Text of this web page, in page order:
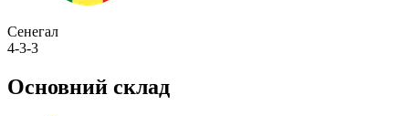
Сенегал
4-3-3
Основний склад